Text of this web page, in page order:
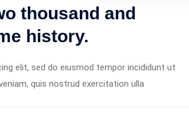
thousand and
history.
elit, sed do eiusmod tempor incididunt ut
quis nostrud exercitation ulla